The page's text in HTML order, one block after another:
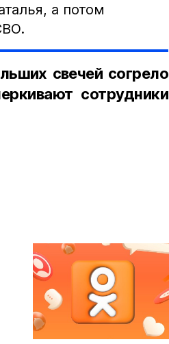
а потом
свечей согрело
сотрудники